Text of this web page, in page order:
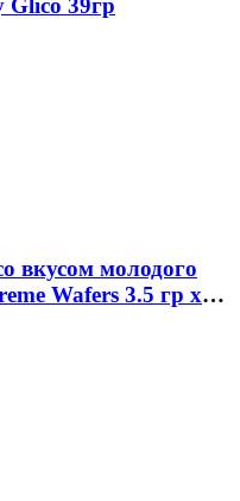
39гр
вкусом молодого
Wafers 3.5 гр x